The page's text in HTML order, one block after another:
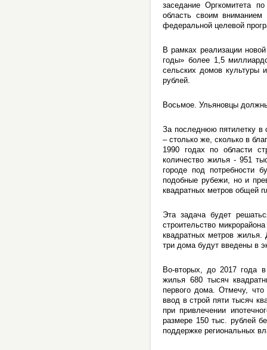
заседание Оргкомитета
область своим вниманием
федеральной целевой
В рамках реализации
годы» более 1,5
сельских домов культуры
рублей.
Восьмое. Ульяновцы
За последнюю пятилетку в
– столько же, сколько в
1990 годах по области
количество жилья - 951
городе под потребности
подобные рубежи, но и
квадратных метров общей
Эта задача будет
строительство
квадратных метров
три дома будут введены в
Во-вторых, до 2017 года
жилья 680 тысяч
первого дома. Отмечу,
ввод в строй пяти тысяч
при привлечении
размере 150 тыс. рублей
поддержке региональных